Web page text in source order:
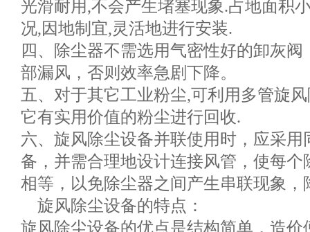
光滑耐用,不会产生堵塞现象.占地面积
况,因地制宜,灵活地进行安装.
四、除尘器不需选用气密性好的卸灰
部漏风，否则效率急剧下降。
五、对于其它工业粉尘,可利用多管旋
它有实用价值的粉尘进行回收.
六、旋风除尘设备并联使用时，应采用
备，并需合理地设计连接风管，使每
相等，以免除尘器之间产生串联现象，
旋风除尘设备的特点：
旋风除尘设备的优点是结构简单，造价